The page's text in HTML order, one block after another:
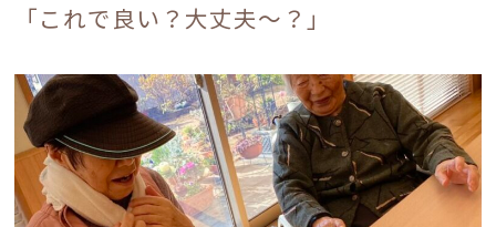
「これで良い？大丈夫～？」